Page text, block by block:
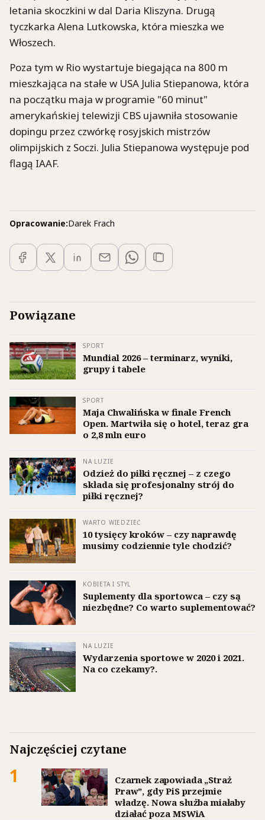
letania skoczkini w dal Daria Kliszyna. Drugą
tyczkarka Alena Lutkowska, która mieszka we
Włoszech.
Poza tym w Rio wystartuje biegająca na 800 m
mieszkająca na stałe w USA Julia Stiepanowa, która
na początku maja w programie "60 minut"
amerykańskiej telewizji CBS ujawniła stosowanie
dopingu przez czwórkę rosyjskich mistrzów
olimpijskich z Soczi. Julia Stiepanowa występuje pod
flagą IAAF.
Opracowanie:Darek Frach
Powiązane
SPORT
Mundial 2026 – terminarz, wyniki,
grupy i tabele
SPORT
Maja Chwalińska w finale French
Open. Martwiła się o hotel, teraz gra
o 2,8 mln euro
NA LUZIE
Odzież do piłki ręcznej – z czego
składa się profesjonalny strój do
piłki ręcznej?
WARTO WIEDZIEĆ
10 tysięcy kroków – czy naprawdę
musimy codziennie tyle chodzić?
KOBIETA I STYL
Suplementy dla sportowca – czy są
niezbędne? Co warto suplementować?
NA LUZIE
Wydarzenia sportowe w 2020 i 2021.
Na co czekamy?.
Najczęściej czytane
1
Czarnek zapowiada „Straż
Praw”, gdy PiS przejmie
władzę. Nowa służba miałaby
działać poza MSWiA